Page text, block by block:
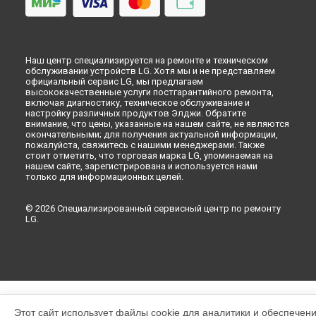
Наш центр специализируется на ремонте и техническом
обслуживании устройств LG. Хотя мы и не представляем
официальный сервис LG, мы предлагаем
высококачественные услуги постгарантийного ремонта,
включая диагностику, техническое обслуживание и
настройку различных продуктов Элджи. Обратите
внимание, что цены, указанные на нашем сайте, не являются
окончательными; для получения актуальной информации,
пожалуйста, свяжитесь с нашими менеджерами. Также
стоит отметить, что торговая марка LG, упоминаемая на
нашем сайте, зарегистрирована и используется нами
только для информационных целей.
© 2026 Специализированный сервисный центр по ремонту
LG.
Этот сайт использует файлы cookie для аналитики и